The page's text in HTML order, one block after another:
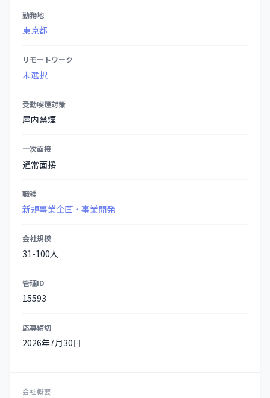
詳
勤務地
東京都
リモートワーク
未選択
受動喫煙対策
屋内禁煙
一次面接
通常面接
職種
新規事業企画・事業開発
会社規模
31-100人
管理ID
15593
応募締切
2026年7月30日
会社概要